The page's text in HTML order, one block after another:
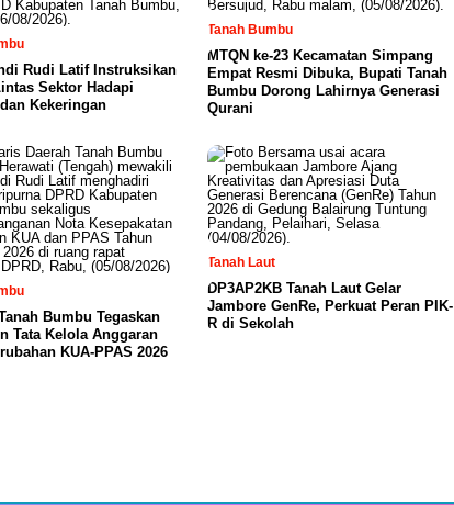
Rudi Latif Instruksikan
Sektor Hadapi
Kekeringan
Tanah Bumbu
MTQN ke-23 Kecamatan Simpang
Empat Resmi Dibuka, Bupati Tanah
Bumbu Dorong Lahirnya Generasi
Qurani
Bumbu Tegaskan
Tata Kelola Anggaran
KUA-PPAS 2026
Tanah Laut
DP3AP2KB Tanah Laut Gelar
Jambore GenRe, Perkuat Peran PIK-
R di Sekolah